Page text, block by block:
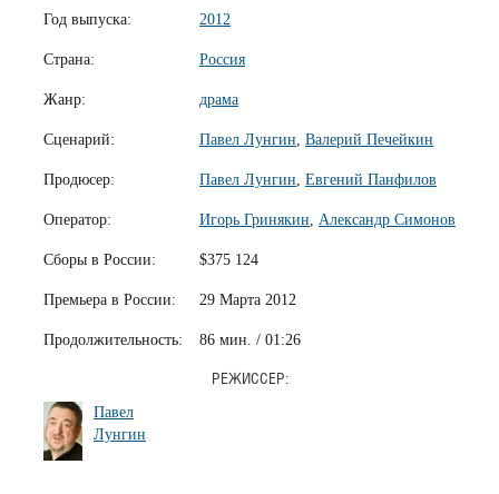
Год выпуска: 2012
Страна: Россия
Жанр: драма
Сценарий: Павел Лунгин, Валерий Печейкин
Продюсер: Павел Лунгин, Евгений Панфилов
Оператор: Игорь Гринякин, Александр Симонов
Сборы в России: $375 124
Премьера в России: 29 Марта 2012
Продолжительность: 86 мин. / 01:26
РЕЖИССЕР:
Павел
Лунгин